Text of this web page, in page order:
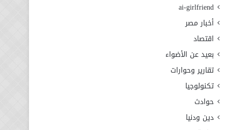
ai-girlfriend
أخبار مصر
اقتصاد
بعيد عن الأضواء
تقارير وحوارات
تكنولوجيا
حوادث
دين ودنيا